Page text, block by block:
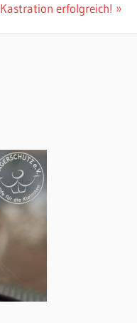
Nächster
Kastration erfolgreich!